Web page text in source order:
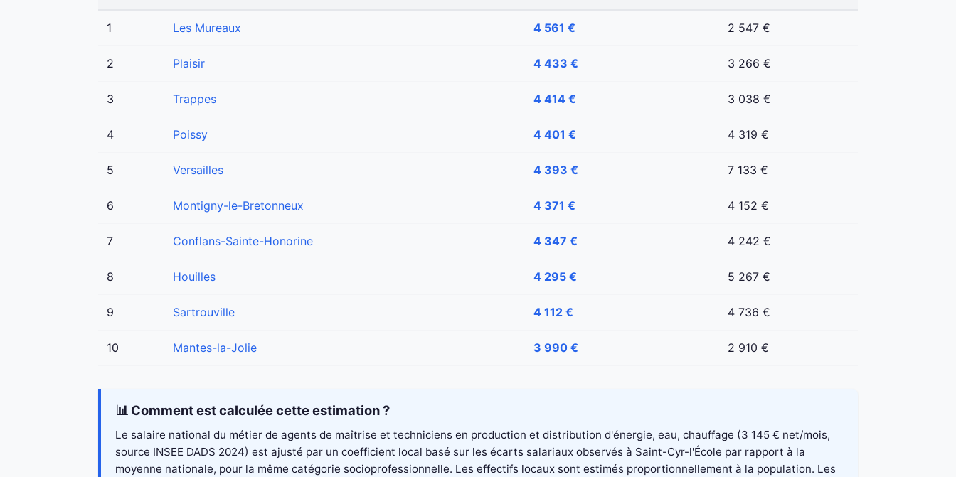
1 Les Mureaux 4 561 € 2 547 €
2 Plaisir 4 433 € 3 266 €
3 Trappes 4 414 € 3 038 €
4 Poissy 4 401 € 4 319 €
5 Versailles 4 393 € 7 133 €
6 Montigny-le-Bretonneux 4 371 € 4 152 €
7 Conflans-Sainte-Honorine 4 347 € 4 242 €
8 Houilles 4 295 € 5 267 €
9 Sartrouville 4 112 € 4 736 €
10 Mantes-la-Jolie 3 990 € 2 910 €
📊 Comment est calculée cette estimation ?
Le salaire national du métier de agents de maîtrise et techniciens en production et distribution d'énergie, eau, chauffage (3 145 € net/mois,
source INSEE DADS 2024) est ajusté par un coefficient local basé sur les écarts salariaux observés à Saint-Cyr-l'École par rapport à la
moyenne nationale, pour la même catégorie socioprofessionnelle. Les effectifs locaux sont estimés proportionnellement à la population. Les